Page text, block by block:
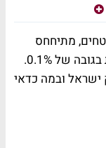
מתיחחס
בנק ישראל להשאיר את הריבית בגובה של 0.1%.
ובמה כדאי